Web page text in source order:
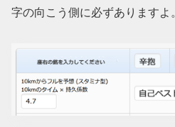
字の向こう側に必ずあります